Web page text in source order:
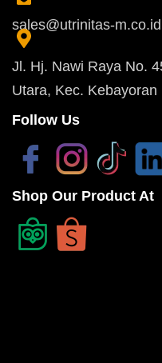
sales@utrinitas-m.co.id
Jl. Hj. Nawi Raya No.
Utara, Kec.
Follow Us
Shop Our Product At